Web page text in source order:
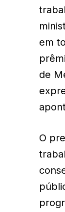
em
de
O